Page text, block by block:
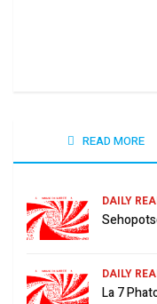
READ MORE
DAILY
DAILY
La 7